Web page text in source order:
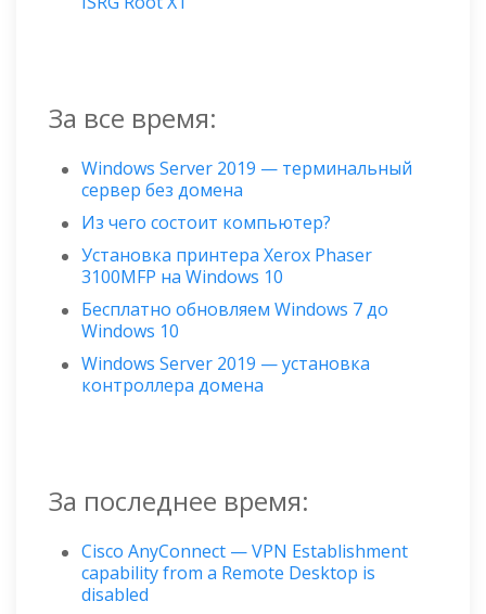
За все время:
Windows Server 2019 — терминальный
сервер без домена
Из чего состоит компьютер?
Установка принтера Xerox Phaser
3100MFP на Windows 10
Бесплатно обновляем Windows 7 до
Windows 10
Windows Server 2019 — установка
контроллера домена
За последнее время:
Cisco AnyConnect — VPN Establishment
capability from a Remote Desktop is
disabled